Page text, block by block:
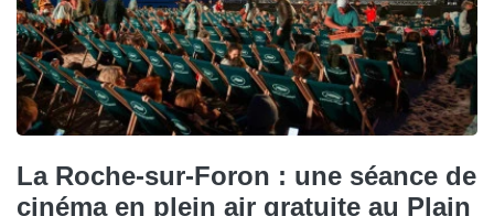
La Roche-sur-Foron : une séance de
cinéma en plein air gratuite au Plain